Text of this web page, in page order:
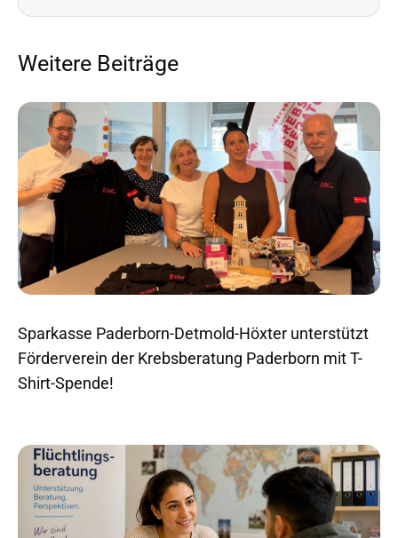
Weitere Beiträge
Sparkasse Paderborn-Detmold-Höxter unterstützt
Förderverein der Krebsberatung Paderborn mit T-
Shirt-Spende!